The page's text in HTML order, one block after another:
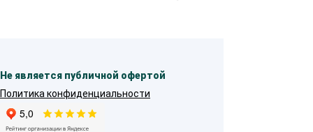
Не является публичной офертой
Политика конфиденциальности